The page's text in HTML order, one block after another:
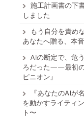
施工計画書の下
しました
もう自分を責め
あなたへ贈る、本
AIの断定で、危
ろだった——最初の
ピニオン』
『あなたのAI
を動かすライティ
ト〜